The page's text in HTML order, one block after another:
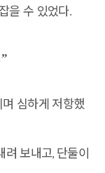
을 수 있었다.
심하게 저항했
려 보내고, 단둘이